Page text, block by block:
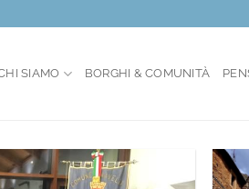
SIAMO BORGHI & COMUNITÀ